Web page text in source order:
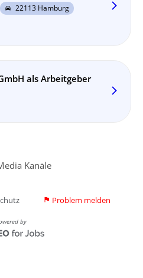
directions_car 22113 Hamburg arrow_forward_ios
als Arbeitgeber
arrow_forward_ios
Kanäle
flag Problem melden